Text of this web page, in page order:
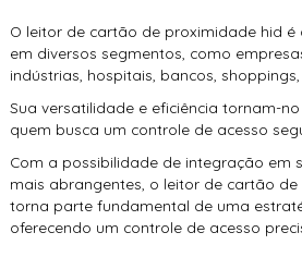
O leitor de cartão de proximidade hid é
em diversos segmentos, como
indústrias, hospitais, bancos,
Sua versatilidade e eficiência tornam-
quem busca um controle de acesso
Com a possibilidade de integração em
mais abrangentes, o leitor de cartão
torna parte fundamental de uma
oferecendo um controle de acesso